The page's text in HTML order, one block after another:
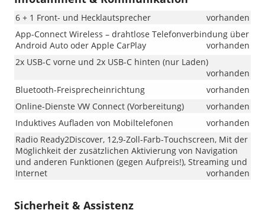
6 + 1 Front- und Hecklautsprecher
vorhanden
App-Connect Wireless – drahtlose Telefonverbindung über
Android Auto oder Apple CarPlay
vorhanden
2x USB-C vorne und 2x USB-C hinten (nur Laden)
vorhanden
Bluetooth-Freisprecheinrichtung
vorhanden
Online-Dienste VW Connect (Vorbereitung)
vorhanden
Induktives Aufladen von Mobiltelefonen
vorhanden
Radio Ready2Discover, 12,9-Zoll-Farb-Touchscreen, Mit der
Möglichkeit der zusätzlichen Aktivierung von Navigation
und anderen Funktionen (gegen Aufpreis!), Streaming und
Internet
vorhanden
Sicherheit & Assistenz